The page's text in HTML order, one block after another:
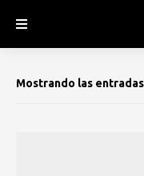
Mostrando las